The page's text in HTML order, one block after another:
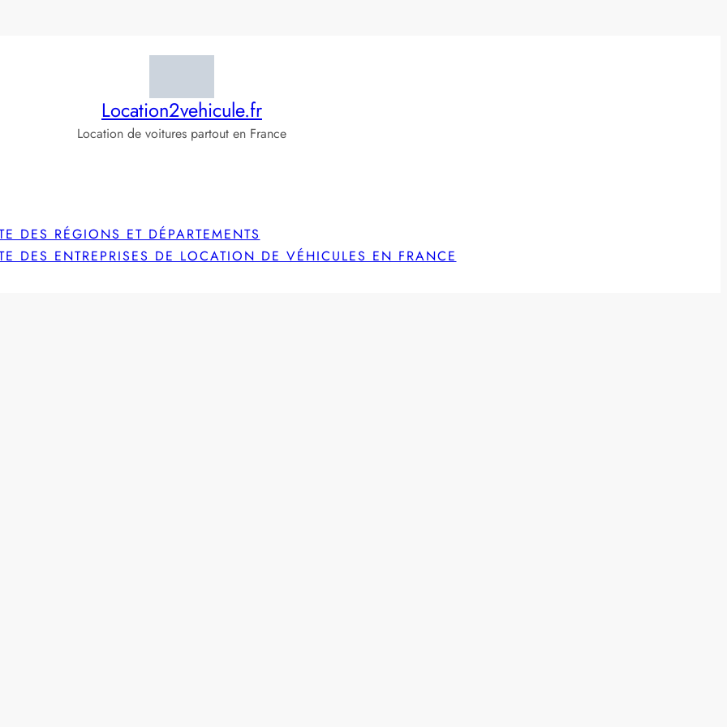
Location2vehicule.fr
Location de voitures partout en France
DES RÉGIONS ET DÉPARTEMENTS
DES ENTREPRISES DE LOCATION DE VÉHICULES EN FRANCE